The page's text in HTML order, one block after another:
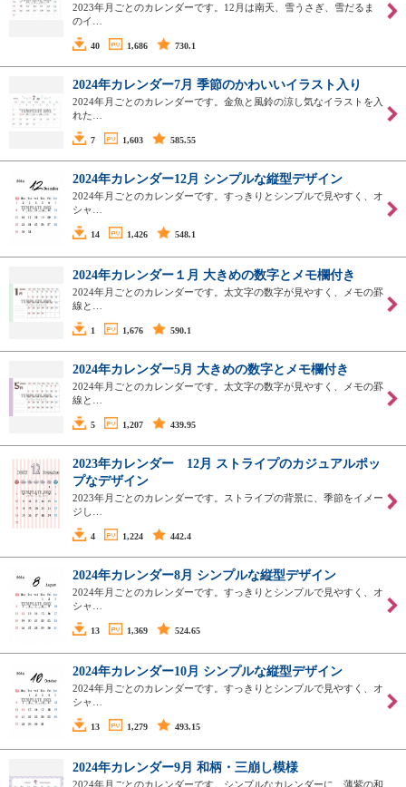
2023年月ごとのカレンダーです。12月は南天、雪うさぎ、雪だるま
のイ…
40 1,686 730.1
2024年カレンダー7月 季節のかわいいイラスト入り
2024年月ごとのカレンダーです。金魚と風鈴の涼し気なイラストを入
れた…
7 1,603 585.55
2024年カレンダー12月 シンプルな縦型デザイン
2024年月ごとのカレンダーです。すっきりとシンプルで見やすく、オ
シャ…
14 1,426 548.1
2024年カレンダー１月 大きめの数字とメモ欄付き
2024年月ごとのカレンダーです。太文字の数字が見やすく、メモの罫
線と…
1 1,676 590.1
2024年カレンダー5月 大きめの数字とメモ欄付き
2024年月ごとのカレンダーです。太文字の数字が見やすく、メモの罫
線と…
5 1,207 439.95
2023年カレンダー 12月 ストライプのカジュアルポッ
プなデザイン
2023年月ごとのカレンダーです。ストライプの背景に、季節をイメー
ジし…
4 1,224 442.4
2024年カレンダー8月 シンプルな縦型デザイン
2024年月ごとのカレンダーです。すっきりとシンプルで見やすく、オ
シャ…
13 1,369 524.65
2024年カレンダー10月 シンプルな縦型デザイン
2024年月ごとのカレンダーです。すっきりとシンプルで見やすく、オ
シャ…
13 1,279 493.15
2024年カレンダー9月 和柄・三崩し模様
2024年月ごとのカレンダーです。シンプルなカレンダーに、薄紫の和